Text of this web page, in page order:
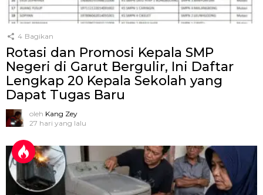
4 Bagikan
Rotasi dan Promosi Kepala SMP
Negeri di Garut Bergulir, Ini Daftar
Lengkap 20 Kepala Sekolah yang
Dapat Tugas Baru
oleh Kang Zey
27 hari yang lalu